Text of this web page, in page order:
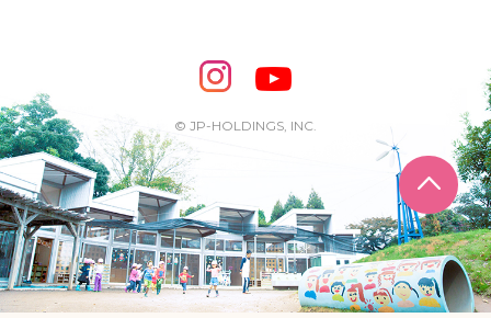
ページ
めざせ！バイリンガル！
めざせ！アスリート教室
ピアノ教室♪ ドレミっこ
めざせ!HIPHOPダンサー!
輝け！チアリーダー
学童期向けプログラム
SDGs・異文化交流など
© JP-HOLDINGS, INC.